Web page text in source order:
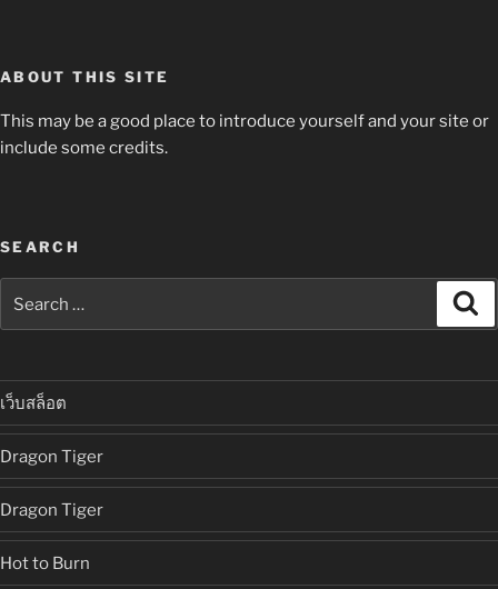
ABOUT THIS SITE
This may be a good place to introduce yourself and your site or
include some credits.
SEARCH
for:
เว็บสล็อต
Dragon Tiger
Dragon Tiger
Hot to Burn